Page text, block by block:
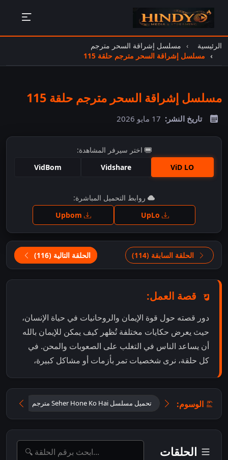
الرئيسية
مسلسل إشراقة السحر مترجم
مسلسل إشراقة السحر مترجم حلقة 115
مسلسل إشراقة السحر مترجم حلقة 115
تاريخ النشر: 17 مايو 2026
اختر سيرفر المشاهدة:
ViD LO
Vidshare
VidBom
اضغط للمشاهدة
روابط التحميل المباشرة:
الحلقة السابقة (114) الحلقة التالية (116)
قصة العمل:
دور قصته حول قوة الإيمان والروحانيات في حياة الإنسان،
حيث يعرض حكايات مختلفة تُظهر كيف يمكن للإيمان بالله
أن يساعد الناس في التغلب على الصعوبات والمحن. في
كل حلقة، نرى شخصيات تمر بأزمات أو مشاكل كبيرة،
الوسوم: تحميل مسلسل Seher Hone Ko Hai مترجم
الحلقات